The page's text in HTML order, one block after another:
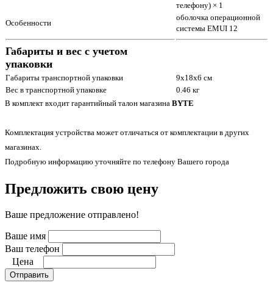
телефону) × 1
Особенности
оболочка операционной
системы EMUI 12
Габариты и вес с учетом
упаковки
Габариты транспортной упаковки
9х18х6 см
Вес в транспортной упаковке
0.46 кг
В комплект входит гарантийный талон магазина BYTE
Комплектация устройства может отличаться от комплектации в других
магазинах.
Подробную информацию уточняйте по телефону Вашего города
Предложить свою цену
Ваше предложение отправлено!
Ваше имя
Ваш телефон
Цена
Отправить